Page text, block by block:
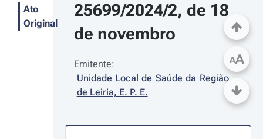
Ato
Original
25699/2024/2, de 18
de novembro
Emitente:
Unidade Local de Saúde da Região
de Leiria, E. P. E.
AA